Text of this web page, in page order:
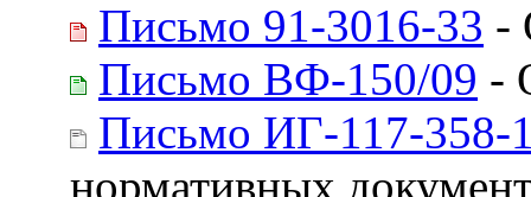
Письмо 91-3016-33 -
Письмо ВФ-150/09 -
Письмо ИГ-117-358-
нормативных